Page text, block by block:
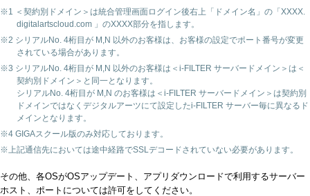
※1 ＜契約別ドメイン＞は統合管理画面ログイン後右上「ドメイン名」の「XXXX.
digitalartscloud.com 」のXXXX部分を指します。
※2 シリアルNo. 4桁目が M,N 以外のお客様は、お客様の設定でポート番号が変更
されている場合があります。
※3 シリアルNo. 4桁目が M,N 以外のお客様は＜i-FILTER サーバードメイン＞は＜
契約別ドメイン＞と同一となります。
シリアルNo. 4桁目が M,N のお客様は＜i-FILTER サーバードメイン＞は契約別
ドメインではなくデジタルアーツにて設定したi-FILTER サーバー毎に異なるド
メインとなります。
※4 GIGAスクール版のみ対応しております。
※上記通信先においては途中経路でSSLデコードされていない必要があります。
その他、各OSがOSアップデート、アプリダウンロードで利用するサーバー
ホスト、ポートについては許可をしてください。